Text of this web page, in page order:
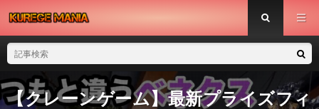
【クレーンゲーム】最新プライズフィ